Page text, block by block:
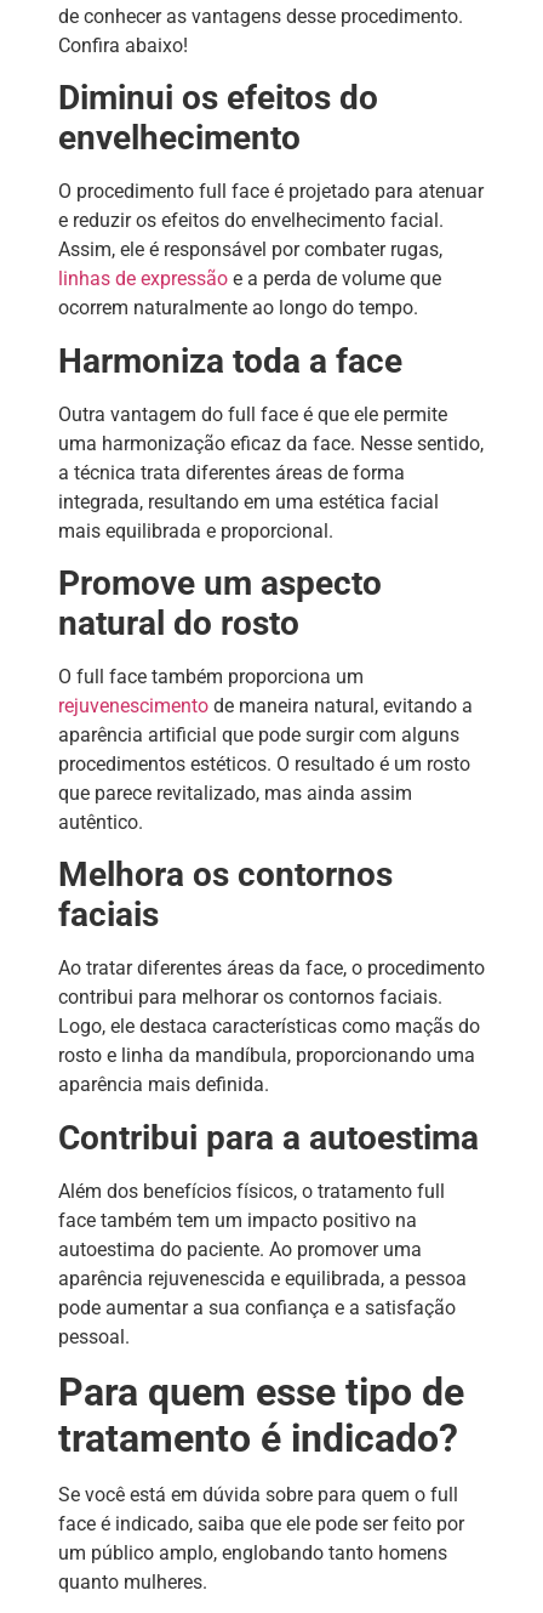
de conhecer as vantagens desse procedimento.
Confira abaixo!
Diminui os efeitos do
envelhecimento
O procedimento full face é projetado para atenuar
e reduzir os efeitos do envelhecimento facial.
Assim, ele é responsável por combater rugas,
linhas de expressão e a perda de volume que
ocorrem naturalmente ao longo do tempo.
Harmoniza toda a face
Outra vantagem do full face é que ele permite
uma harmonização eficaz da face. Nesse sentido,
a técnica trata diferentes áreas de forma
integrada, resultando em uma estética facial
mais equilibrada e proporcional.
Promove um aspecto
natural do rosto
O full face também proporciona um
rejuvenescimento de maneira natural, evitando a
aparência artificial que pode surgir com alguns
procedimentos estéticos. O resultado é um rosto
que parece revitalizado, mas ainda assim
autêntico.
Melhora os contornos
faciais
Ao tratar diferentes áreas da face, o procedimento
contribui para melhorar os contornos faciais.
Logo, ele destaca características como maçãs do
rosto e linha da mandíbula, proporcionando uma
aparência mais definida.
Contribui para a autoestima
Além dos benefícios físicos, o tratamento full
face também tem um impacto positivo na
autoestima do paciente. Ao promover uma
aparência rejuvenescida e equilibrada, a pessoa
pode aumentar a sua confiança e a satisfação
pessoal.
Para quem esse tipo de
tratamento é indicado?
Se você está em dúvida sobre para quem o full
face é indicado, saiba que ele pode ser feito por
um público amplo, englobando tanto homens
quanto mulheres.